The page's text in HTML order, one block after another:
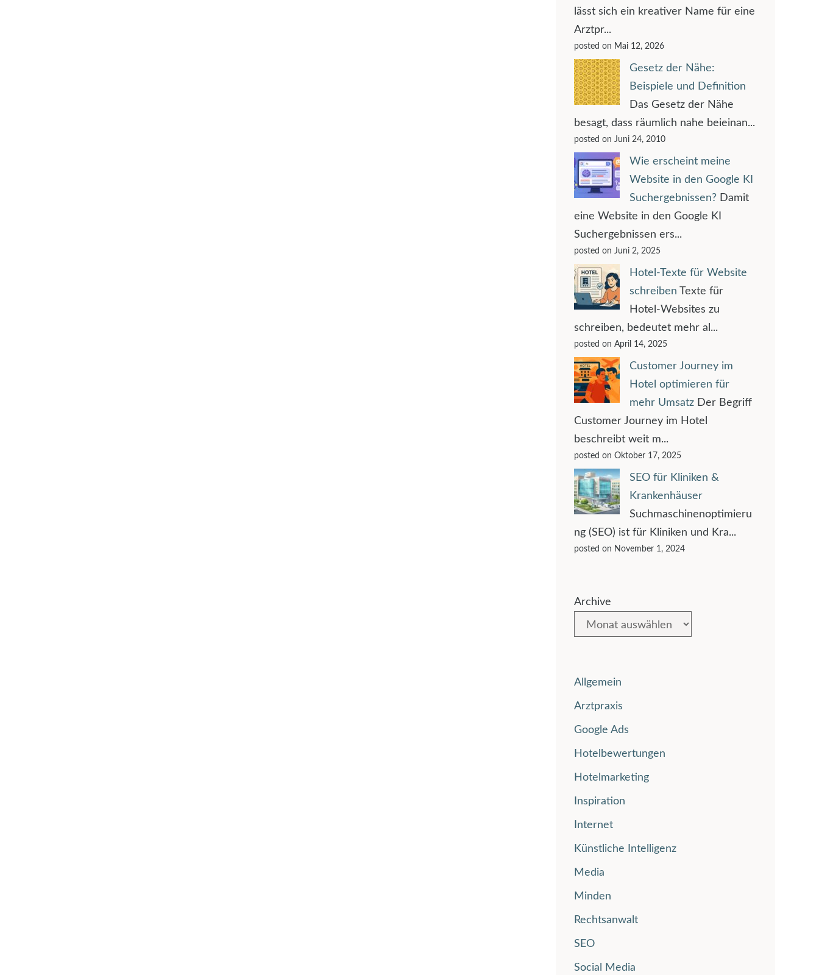
lässt sich ein kreativer Name für eine
Arztpr...
posted on Mai 12, 2026
Gesetz der Nähe:
Beispiele und Definition
Das Gesetz der Nähe
besagt, dass räumlich nahe beieinan...
posted on Juni 24, 2010
Wie erscheint meine
Website in den Google KI
Suchergebnissen? Damit
eine Website in den Google KI
Suchergebnissen ers...
posted on Juni 2, 2025
Hotel-Texte für Website
schreiben Texte für
Hotel-Websites zu
schreiben, bedeutet mehr al...
posted on April 14, 2025
Customer Journey im
Hotel optimieren für
mehr Umsatz Der Begriff
Customer Journey im Hotel
beschreibt weit m...
posted on Oktober 17, 2025
SEO für Kliniken &
Krankenhäuser
Suchmaschinenoptimieru
ng (SEO) ist für Kliniken und Kra...
posted on November 1, 2024
Archive
Allgemein
Arztpraxis
Google Ads
Hotelbewertungen
Hotelmarketing
Inspiration
Internet
Künstliche Intelligenz
Media
Minden
Rechtsanwalt
SEO
Social Media